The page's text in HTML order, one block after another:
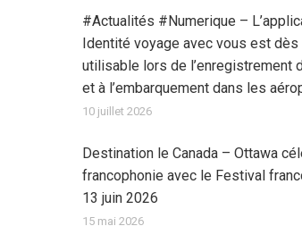
#Actualités #Numerique –
Identité voyage avec vous est dès
utilisable lors de l’enregistrement
et à l’embarquement dans les
10 juillet 2026
Destination le Canada – Ottawa
francophonie avec le Festival
13 juin 2026
15 mai 2026